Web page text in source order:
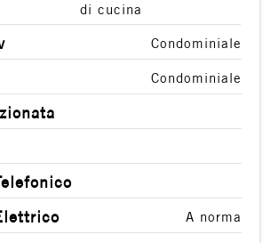
di cucina
Condominiale
Condominiale
A norma